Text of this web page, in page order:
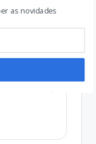
Reply
as novidades